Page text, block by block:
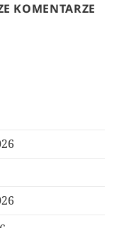
KOMENTARZE